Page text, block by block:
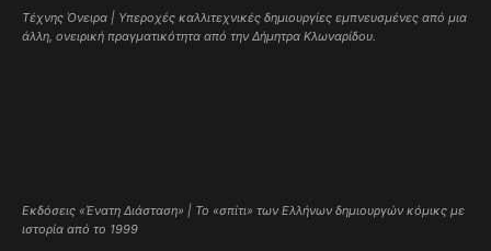
Τέχνης Όνειρα | Υπεροχές καλλιτεχνικές δημιουργίες εμπνευσμένες από μια
άλλη, ονειρική πραγματικότητα από την Δήμητρα Κλωναρίδου.
Εκδόσεις «Ένατη Διάσταση» | Το «σπίτι» των Ελλήνων δημιουργών κόμικς με
ιστορία από το 1999